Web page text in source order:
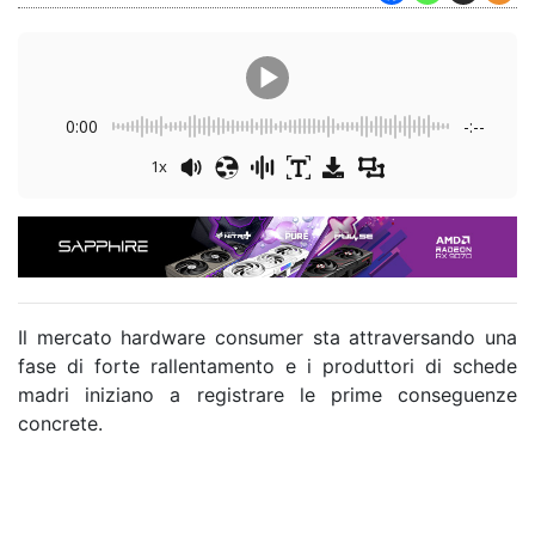
0:00 -:--
1x
Il mercato hardware consumer sta attraversando una
fase di forte rallentamento e i produttori di schede
madri iniziano a registrare le prime conseguenze
concrete.